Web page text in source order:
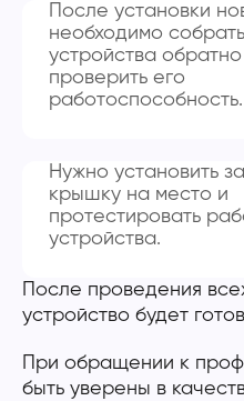
После установки
необходимо
устройства
проверить его
работоспособность.
Нужно установить
крышку на место и
протестировать
устройства.
После проведения
устройство будет
При обращении к
быть уверены в